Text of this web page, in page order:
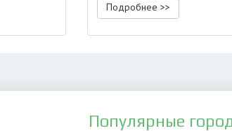
Подробнее >>
Популярные